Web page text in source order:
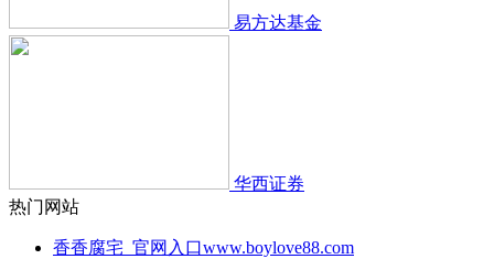
易方达基金
华西证券
热门网站
香香腐宅_官网入口www.boylove88.com